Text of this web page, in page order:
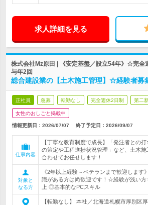
求人詳細を見る
株式会社Mz原田 | 《安定基盤／設立54年》☆完
与年2回
総合建設業の【土木施工管理】☆経験者
正社員 急募 転勤なし 完全週休2日制 第二
女性のおしごと掲載中
情報更新日：2026/07/07 終了予定日： 2026/09/07
仕事内容
【丁寧な教育制度で成長】「発注者との
の策定や工程進捗状況管理」など、土木
合わせてお任せします！
対象と
なる方
《2年以上経験～ベテランまで歓迎しま
識がある方は尚歓迎です！☆経験が浅い
上 ◎基本的なPCスキル
【転勤なし】 本社／北海道札幌市厚別区